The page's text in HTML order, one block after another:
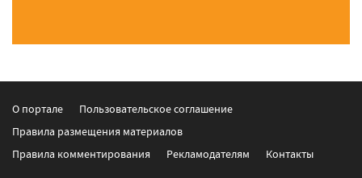
О портале
Пользовательское соглашение
Правила размещения материалов
Правила комментирования
Рекламодателям Контакты